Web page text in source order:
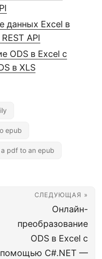
данных Excel в
API
ODS в Excel с
в XLS
epub
pdf to an epub
СЛЕДУЮЩАЯ »
Онлайн-
преобразование
ODS в Excel с
помощью C#.NET —